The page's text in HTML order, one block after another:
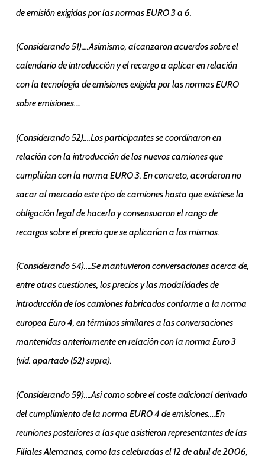
de emisión exigidas por las normas EURO 3 a 6.
(Considerando 51)….Asimismo, alcanzaron acuerdos sobre el
calendario de introducción y el recargo a aplicar en relación
con la tecnología de emisiones exigida por las normas EURO
sobre emisiones….
(Considerando 52)….Los participantes se coordinaron en
relación con la introducción de los nuevos camiones que
cumplirían con la norma EURO 3. En concreto, acordaron no
sacar al mercado este tipo de camiones hasta que existiese la
obligación legal de hacerlo y consensuaron el rango de
recargos sobre el precio que se aplicarían a los mismos.
(Considerando 54)….Se mantuvieron conversaciones acerca de,
entre otras cuestiones, los precios y las modalidades de
introducción de los camiones fabricados conforme a la norma
europea Euro 4, en términos similares a las conversaciones
mantenidas anteriormente en relación con la norma Euro 3
(vid. apartado (52) supra).
(Considerando 59)….Así como sobre el coste adicional derivado
del cumplimiento de la norma EURO 4 de emisiones….En
reuniones posteriores a las que asistieron representantes de las
Filiales Alemanas, como las celebradas el 12 de abril de 2006,